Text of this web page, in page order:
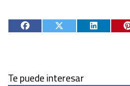
Te puede interesar